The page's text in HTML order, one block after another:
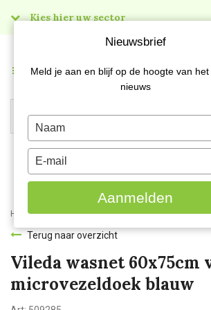
Kies hier uw sector
Menu
Home Webshop Schoonmaakartikelen
Terug naar overzicht
Vileda wasnet 60x75cm
microvezeldoek blauw
Nieuwsbrief
Meld je aan en blijf op de hoogte van
nieuws
Type
your
name
Type
your
email
Aanmelden